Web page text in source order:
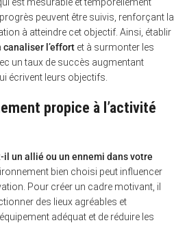
peuvent être suivis, renforçant la
à atteindre cet objectif. Ainsi, établir
canaliser l’effortet à surmonter les
un taux de succès augmentant
écrivent leurs objectifs.
propice à l’activité
un allié ou un ennemi dans votre
bien choisi peut influencer
Pour créer un cadre motivant, il
des lieux agréables et
adéquat et de réduire les